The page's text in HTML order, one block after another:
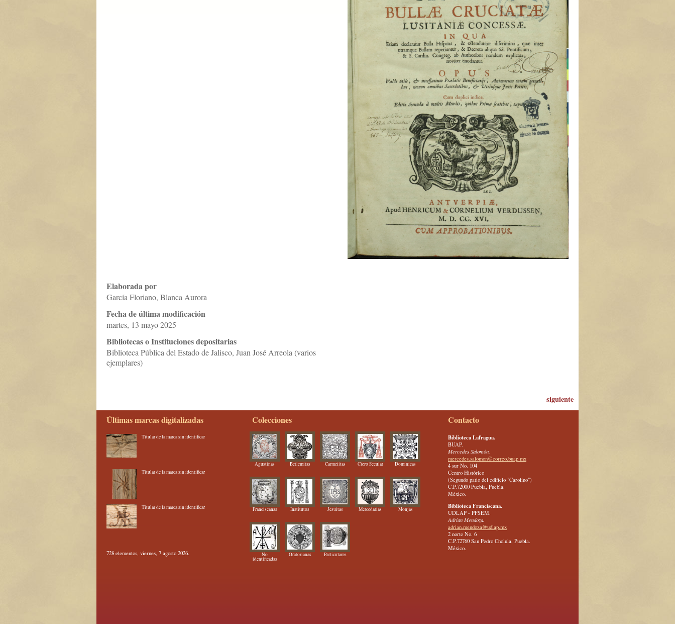
Elaborada por
García Floriano, Blanca Aurora
Fecha de última modificación
martes, 13 mayo 2025
Bibliotecas o Instituciones depositarias
Biblioteca Pública del Estado de Jalisco, Juan José Arreola (varios
ejemplares)
siguiente
Últimas marcas digitalizadas
Titular de la marca sin identificar
Titular de la marca sin identificar
Titular de la marca sin identificar
728 elementos, viernes, 7 agosto 2026.
Colecciones
Agustinas Betlemitas Carmelitas Clero Secular Dominicas
Franciscanas Institutos Jesuitas Mercedarias Monjas
No
identificadas
Oratorianas Particulares
Contacto
Biblioteca Lafragua.
BUAP.
Mercedes Salomón.
mercedes.salomon@correo.buap.mx
4 sur No. 104
Centro Histórico
(Segundo patio del edificio "Carolino")
C.P.72000 Puebla, Puebla.
México.
Biblioteca Franciscana.
UDLAP - PFSEM.
Adrian Mendoza.
adrian.mendoza@udlap.mx
2 norte No. 6
C.P.72760 San Pedro Cholula, Puebla.
México.